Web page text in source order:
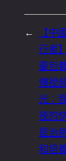
←
【中
行者
臺包
傳授
光：
夜的
是治
和培